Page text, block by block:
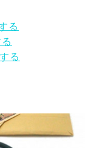
る
る